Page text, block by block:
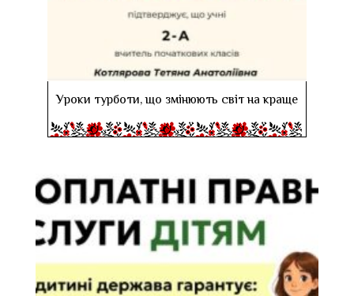
Уроки турботи, що змінюють світ на краще